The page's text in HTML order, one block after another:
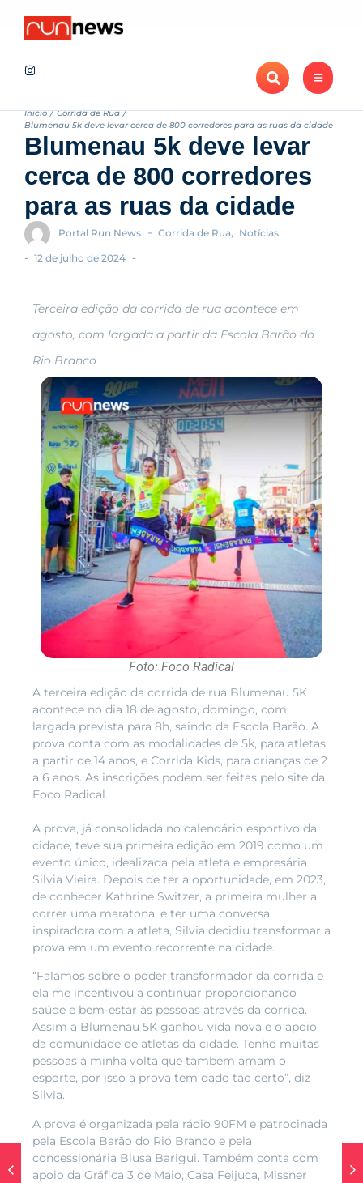
Recentes
Início / Corrida de Rua /
Blumenau 5k deve levar cerca de 800 corredores para as ruas da cidade
Blumenau 5k deve levar
cerca de 800 corredores
para as ruas da cidade
Portal Run News - Corrida de Rua, Notícias
- 12 de julho de 2024 -
Terceira edição da corrida de rua acontece em
agosto, com largada a partir da Escola Barão do
Rio Branco
Foto: Foco Radical
A terceira edição da corrida de rua Blumenau 5K
acontece no dia 18 de agosto, domingo, com
largada prevista para 8h, saindo da Escola Barão. A
prova conta com as modalidades de 5k, para atletas
a partir de 14 anos, e Corrida Kids, para crianças de 2
a 6 anos. As inscrições podem ser feitas pelo site da
Foco Radical.
A prova, já consolidada no calendário esportivo da
cidade, teve sua primeira edição em 2019 como um
evento único, idealizada pela atleta e empresária
Silvia Vieira. Depois de ter a oportunidade, em 2023,
de conhecer Kathrine Switzer, a primeira mulher a
correr uma maratona, e ter uma conversa
inspiradora com a atleta, Silvia decidiu transformar a
prova em um evento recorrente na cidade.
“Falamos sobre o poder transformador da corrida e
ela me incentivou a continuar proporcionando
saúde e bem-estar às pessoas através da corrida.
Assim a Blumenau 5K ganhou vida nova e o apoio
da comunidade de atletas da cidade. Tenho muitas
pessoas à minha volta que também amam o
esporte, por isso a prova tem dado tão certo”, diz
Silvia.
A prova é organizada pela rádio 90FM e patrocinada
pela Escola Barão do Rio Branco e pela
concessionária Blusa Barigui. Também conta com
apoio da Gráfica 3 de Maio, Casa Feijuca, Missner